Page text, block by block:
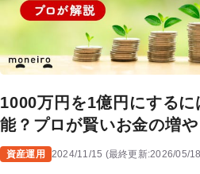
1000万円を1億円にする
能？プロが賢いお金の増
資産運用 2024/11/15 (最終更新:2026/05/